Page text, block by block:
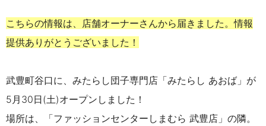
こちらの情報は、店舗オーナーさんから届きました。情報
提供ありがとうございました！
武豊町谷口に、みたらし団子専門店「みたらし あおば」が
5月30日(土)オープンしました！
場所は、「ファッションセンターしまむら 武豊店」の隣。